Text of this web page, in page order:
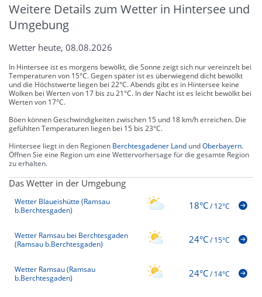
Weitere Details zum Wetter in Hintersee und
Umgebung
Wetter heute, 08.08.2026
In Hintersee ist es morgens bewölkt, die Sonne zeigt sich nur vereinzelt bei
Temperaturen von 15°C. Gegen später ist es überwiegend dicht bewölkt
und die Höchstwerte liegen bei 22°C. Abends gibt es in Hintersee keine
Wolken bei Werten von 17 bis zu 21°C. In der Nacht ist es leicht bewölkt bei
Werten von 17°C.
Böen können Geschwindigkeiten zwischen 15 und 18 km/h erreichen. Die
gefühlten Temperaturen liegen bei 15 bis 23°C.
Hintersee liegt in den Regionen Berchtesgadener Land undOberbayern.
Öffnen Sie eine Region um eine Wettervorhersage für die gesamte Region
zu erhalten.
Das Wetter in der Umgebung
Wetter Blaueishütte (Ramsau
b.Berchtesgaden)
18°C/12°C
Wetter Ramsau bei Berchtesgaden
(Ramsau b.Berchtesgaden)
24°C/15°C
Wetter Ramsau (Ramsau
b.Berchtesgaden)
24°C/14°C